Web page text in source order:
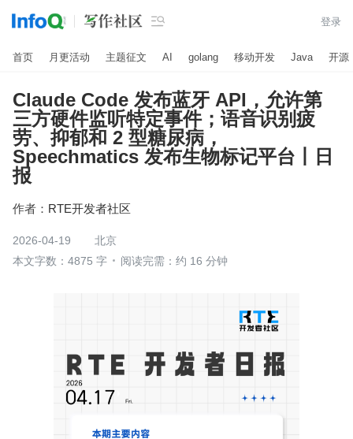
 登录
首页 月更活动 主题征文 AI golang 移动开发 Java 开源
Claude Code 发布蓝牙 API，允许第
三方硬件监听特定事件；语音识别疲
劳、抑郁和 2 型糖尿病，
Speechmatics 发布生物标记平台丨日
报
作者： RTE开发者社区
2026-04-19
北京
本文字数：4875 字
阅读完需：约 16 分钟